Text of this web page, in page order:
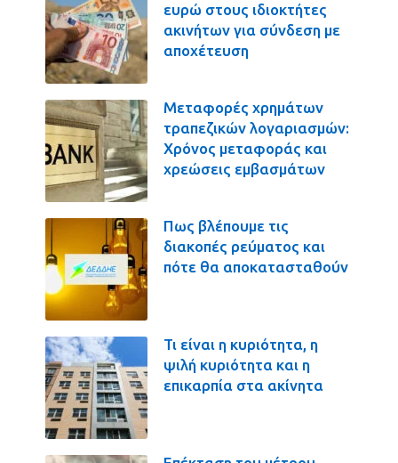
ευρώ στους ιδιοκτήτες
ακινήτων για σύνδεση με
αποχέτευση
Μεταφορές χρημάτων
τραπεζικών λογαριασμών:
Χρόνος μεταφοράς και
χρεώσεις εμβασμάτων
Πως βλέπουμε τις
διακοπές ρεύματος και
πότε θα αποκατασταθούν
Τι είναι η κυριότητα, η
ψιλή κυριότητα και η
επικαρπία στα ακίνητα